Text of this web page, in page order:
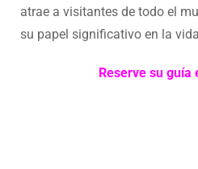
atrae a visitantes de todo el
su papel significativo en la
Reserve su guía